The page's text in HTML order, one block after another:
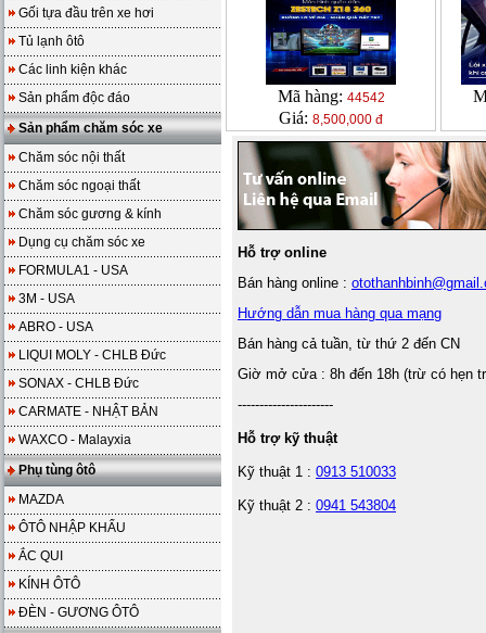
Gối tựa đầu trên xe hơi
Tủ lạnh ôtô
Các linh kiện khác
Sản phẩm độc đáo
Sản phẩm chăm sóc xe
Chăm sóc nội thất
Chăm sóc ngoại thất
Chăm sóc gương & kính
Dụng cụ chăm sóc xe
FORMULA1 - USA
3M - USA
ABRO - USA
LIQUI MOLY - CHLB Đức
SONAX - CHLB Đức
CARMATE - NHẬT BẢN
WAXCO - Malayxia
Phụ tùng ôtô
MAZDA
ÔTÔ NHẬP KHẨU
ẮC QUI
KÍNH ÔTÔ
ĐÈN - GƯƠNG ÔTÔ
Mã hàng: 44542
Giá: 8,500,000 đ
Hỗ trợ online
Bán hàng online :
Hướng dẫn mua hàng qua mạng
Bán hàng cả tuần, từ thứ 2 đến CN
Giờ mở cửa : 8h đến 18h (trừ có hẹn
----------------------
Hỗ trợ kỹ thuật
Kỹ thuật 1 : 0913 510033
Kỹ thuật 2 : 0941 543804